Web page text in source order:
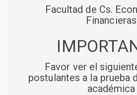
Facultad de Cs.
Financieras
Favor ver el
postulantes a la prueba
académica